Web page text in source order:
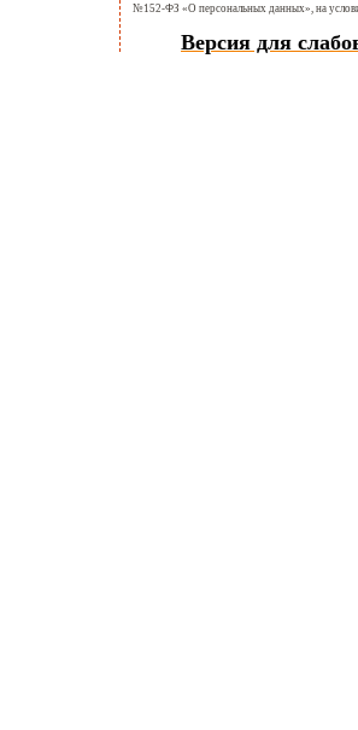
№152-ФЗ «О персональных данных», на
Версия для